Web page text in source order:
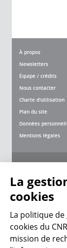
À propos
Newsletters
Équipe / crédits
Nous contacter
Charte d'utilisation
Plan du site
Données
Mentions légales
La
cookies
La politique
cookies du
mission de